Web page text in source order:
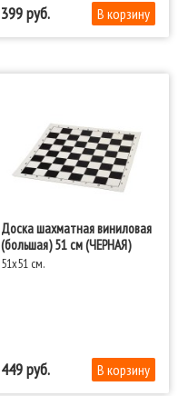
399
Доска шахматная виниловая
(большая) 51 см (ЧЕРНАЯ)
51x51 см.
449